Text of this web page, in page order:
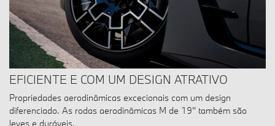
EFICIENTE E COM UM DESIGN ATRATIVO
Propriedades aerodinâmicas excecionais com um design